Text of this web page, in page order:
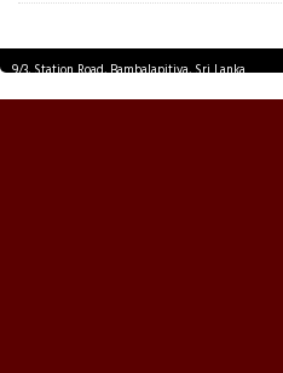
9/3, Station Road, Bambalapitiya, Sri Lanka.